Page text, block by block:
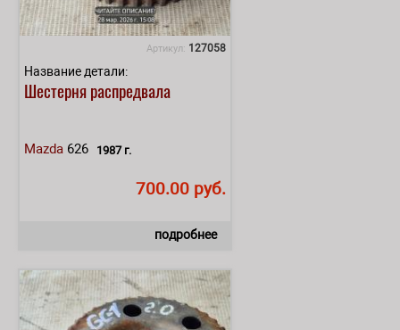
Артикул: 127058
Название детали:
Шестерня распредвала
Mazda 626 1987 г.
700.00 руб.
подробнее